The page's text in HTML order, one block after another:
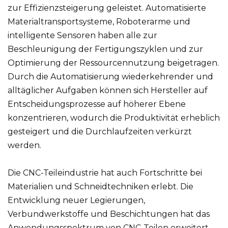
zur Effizienzsteigerung geleistet. Automatisierte
Materialtransportsysteme, Roboterarme und
intelligente Sensoren haben alle zur
Beschleunigung der Fertigungszyklen und zur
Optimierung der Ressourcennutzung beigetragen.
Durch die Automatisierung wiederkehrender und
alltäglicher Aufgaben können sich Hersteller auf
Entscheidungsprozesse auf höherer Ebene
konzentrieren, wodurch die Produktivität erheblich
gesteigert und die Durchlaufzeiten verkürzt
werden.
Die CNC-Teileindustrie hat auch Fortschritte bei
Materialien und Schneidtechniken erlebt. Die
Entwicklung neuer Legierungen,
Verbundwerkstoffe und Beschichtungen hat das